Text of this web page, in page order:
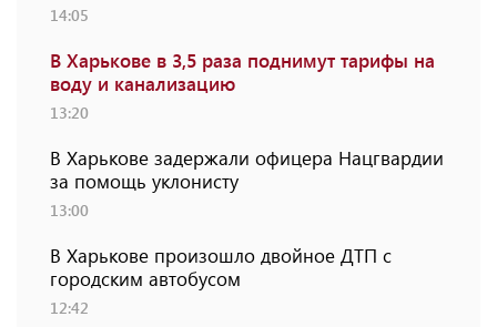
14:05
В Харькове в 3,5 раза поднимут тарифы на
воду и канализацию
13:20
В Харькове задержали офицера Нацгвардии
за помощь уклонисту
13:00
В Харькове произошло двойное ДТП с
городским автобусом
12:42